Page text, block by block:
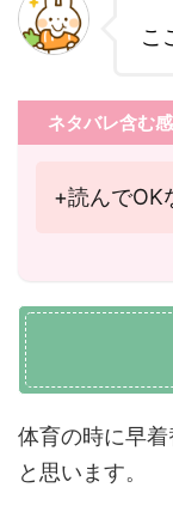
こ
ネタバレ含む
+読んでOK
体育の時に早
と思います。